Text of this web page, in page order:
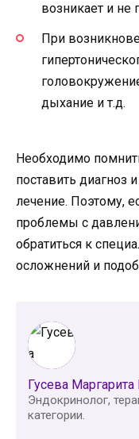
возникает и не
При
дыхание и т.д.
Необходимо
поставить диагноз
лечение. Поэтому,
проблемы с
обратиться к
осложнений и
Гусева
Эндокринолог,
категории.